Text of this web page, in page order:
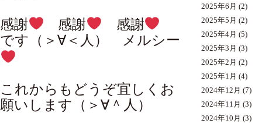
感謝 感謝
感謝
です（＞∀＜人） メルシー
これからもどうぞ宜しくお
願いします（＞∀＾人）
2025年6月 (2)
2025年5月 (2)
2025年4月 (5)
2025年3月 (3)
2025年2月 (2)
2025年1月 (4)
2024年12月 (7)
2024年11月 (3)
2024年10月 (3)